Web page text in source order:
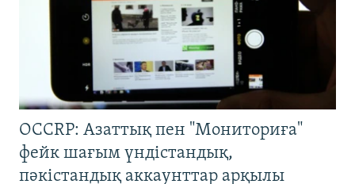
OCCRP: Азаттық пен "Мониториға"
фейк шағым үндістандық,
пәкістандық аккаунттар арқылы